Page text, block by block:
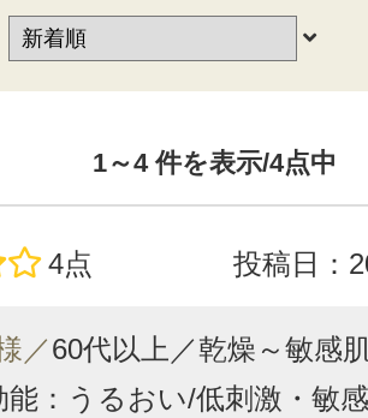
1～4件を表示/4点中
4点 投稿日：
／60代以上／乾燥～敏感
能：うるおい/低刺激・敏